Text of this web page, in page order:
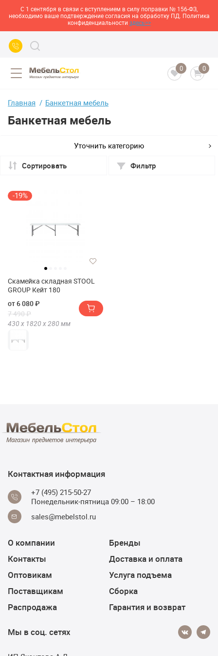
С 1 сентября в связи с вступлением в силу поправки № 156-ФЗ,
необходимо ваше подтверждение согласия на обработку ПД. Политика
конфиденциальности здесь>>
0 0
Главная Банкетная мебель
Банкетная мебель
Уточнить категорию
Сортировать Фильтр
-19%
Скамейка складная STOOL
GROUP Кейт 180
от 6 080 ₽
7 490 ₽
430 х 1820 х280 мм
Контактная информация
+7 (495) 215-50-27
Понедельник-пятница 09:00 – 18:00
sales@mebelstol.ru
О компании
Контакты
Оптовикам
Поставщикам
Распродажа
Бренды
Доставка и оплата
Услуга подъема
Сборка
Гарантия и возврат
Мы в соц. сетях